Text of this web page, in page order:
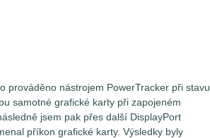
prováděno nástrojem PowerTracker při stavu
samotné grafické karty při zapojeném
jsem pak přes další DisplayPort
příkon grafické karty. Výsledky byly